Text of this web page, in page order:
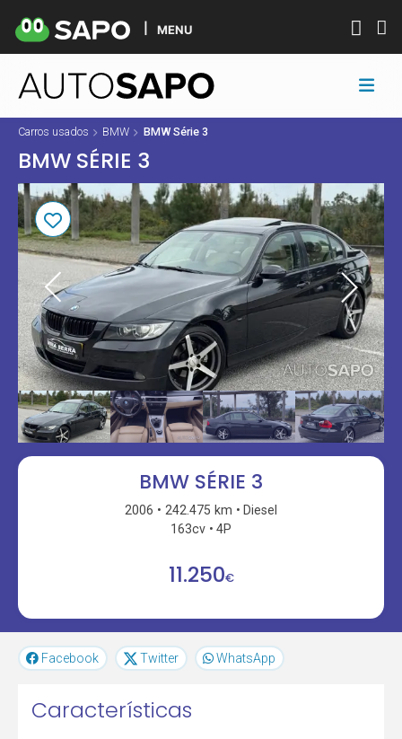
MENU
Carros usados BMW BMW Série 3
BMW SÉRIE 3
BMW SÉRIE 3
2006 242.475 km
Diesel
163cv
4P
11.250€
Facebook Twitter WhatsApp
Características